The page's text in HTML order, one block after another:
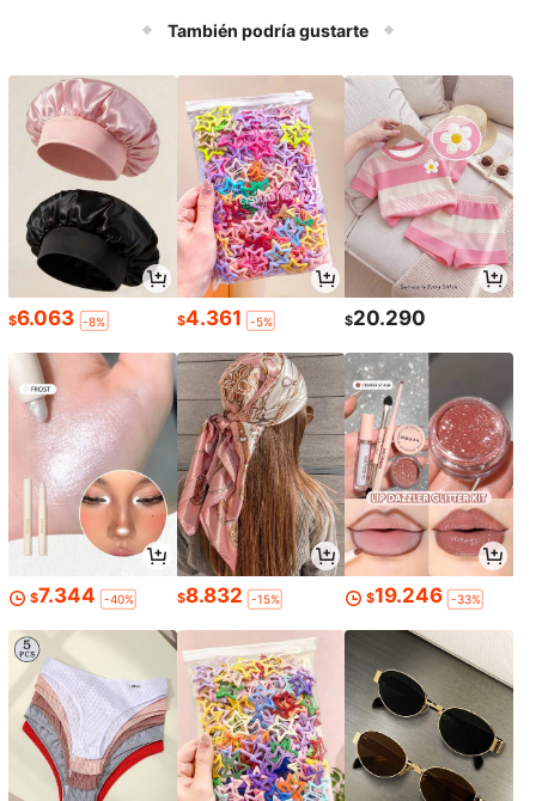
También podría gustarte
$6.063 -8% $4.361 -5% $20.290
$7.344 -40% $8.832 -15% $19.246 -33%